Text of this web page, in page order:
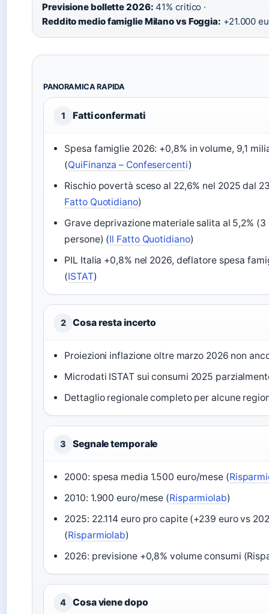
Previsione bollette 2026: 41% critico ·
Reddito medio famiglie Milano vs Foggia: +21.000
PANORAMICA RAPIDA
1 Fatti confermati
Spesa famiglie 2026: +0,8% in volume, 9,1
(QuiFinanza – Confesercenti)
Rischio povertà sceso al 22,6% nel 2025 dal
Fatto Quotidiano)
Grave deprivazione materiale salita al 5,2% (3
persone) (Il Fatto Quotidiano)
PIL Italia +0,8% nel 2026, deflatore spesa
(ISTAT)
2 Cosa resta incerto
Proiezioni inflazione oltre marzo 2026 non
Microdati ISTAT sui consumi 2025
Dettaglio regionale completo per alcune
3 Segnale temporale
2000: spesa media 1.500 euro/mese (
2010: 1.900 euro/mese (Risparmiolab)
2025: 22.114 euro pro capite (+239 euro vs
(Risparmiolab)
2026: previsione +0,8% volume consumi
4 Cosa viene dopo